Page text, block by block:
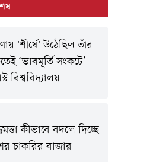
'শীর্ষে' উঠেছিল তাঁর
‘ভাবমূর্তি সংকটে’
বিশ্ববিদ্যালয়
কীভাবে বদলে দিচ্ছে
চাকরির বাজার